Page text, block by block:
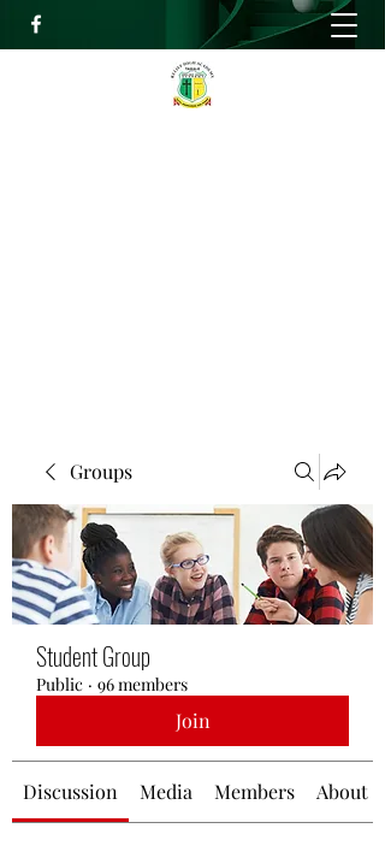
Groups
Student Group
Public · 96 members
Join
Discussion Media Members About